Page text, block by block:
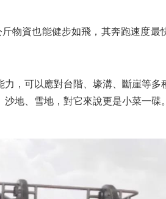
物資也能健步如飛，其奔跑速度最
，可以應對台階、壕溝、斷崖等多
地、雪地，對它來說更是小菜一碟。